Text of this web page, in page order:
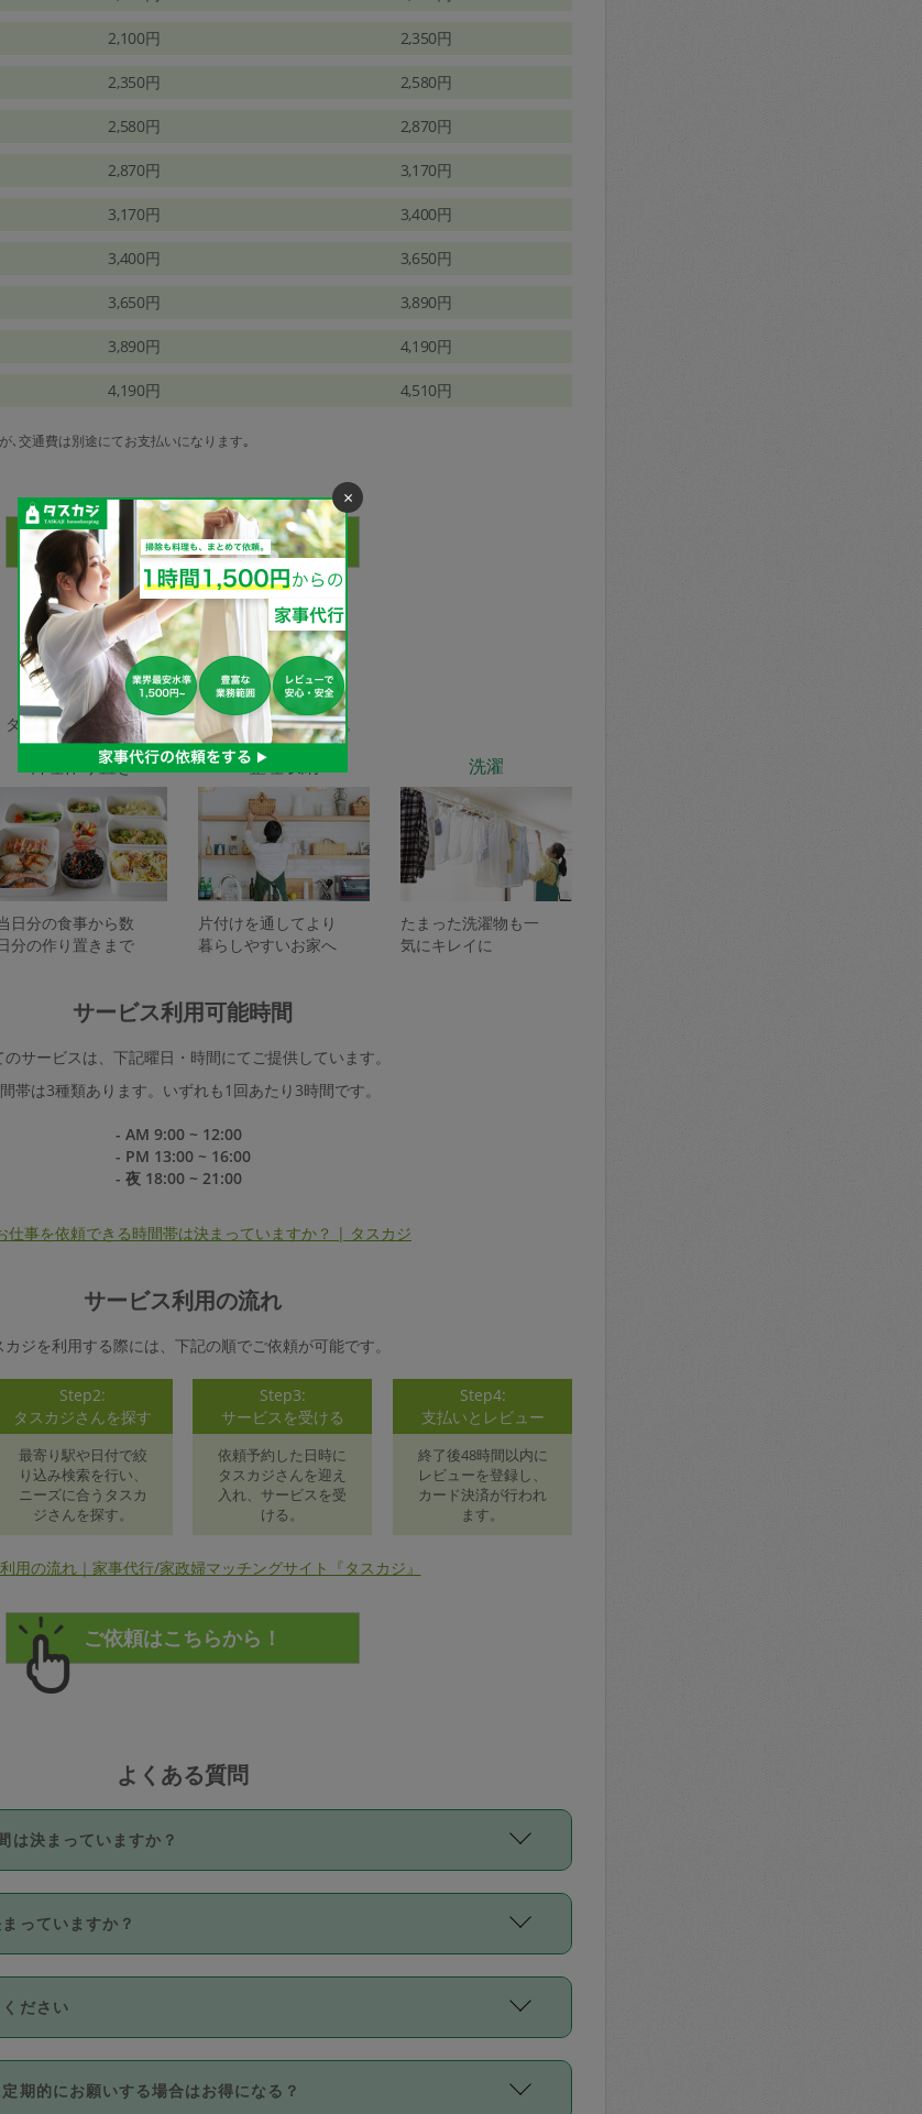
2,100円 2,350円
2,350円 2,580円
2,580円 2,870円
2,870円 3,170円
3,170円 3,400円
3,400円 3,650円
3,650円 3,890円
3,890円 4,190円
4,190円 4,510円
､交通費は別途にてお支払いになります｡
家事代行サービスの種類
タスカジで依頼できるサービスは下記となります。
料理作り置き
日分の食事から数
分の作り置きまで
整理収納
片付けを通してより
暮らしやすいお家へ
洗濯
たまった洗濯物も一
気にキレイに
サービス利用可能時間
のサービスは、下記曜日・時間にてご提供しています。
帯は3種類あります。いずれも1回あたり3時間です。
- AM 9:00 ~ 12:00
- PM 13:00 ~ 16:00
- 夜 18:00 ~ 21:00
仕事を依頼できる時間帯は決まっていますか？ | タスカジ
サービス利用の流れ
カジを利用する際には、下記の順でご依頼が可能です。
Step2:
タスカジさんを探す
最寄り駅や日付で絞
り込み検索を行い、
ニーズに合うタスカ
ジさんを探す。
Step3:
サービスを受ける
依頼予約した日時に
タスカジさんを迎え
入れ、サービスを受
ける。
Step4:
支払いとレビュー
終了後48時間以内に
レビューを登録し、
カード決済が行われ
ます。
用の流れ｜家事代行/家政婦マッチングサイト『タスカジ』
よくある質問
は決まっていますか？
定です。3時間を超えて依頼したい場合は、延長機能をご利用くださ
だくには、タスカジさんに事前に相談し、合意の上事前申請すること
時間を下回っても、値引き等はございません。
っていますか？
らタスカジさん自身が価格を選んで設定しています。
定には最初は制限があり、レビュー件数、レビューの平均値、などで
額が上がっていく仕組みになっています。
ださい
トカード（Visa／Master／JCB／AMERICAN EXPRESS／Diners
す。
期的にお願いする場合はお得になる？
×